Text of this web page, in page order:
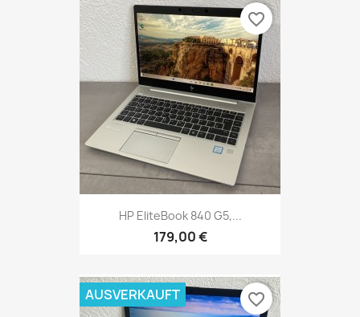
HP EliteBook 840 G5,...
179,00 €
favorite_border
AUSVERKAUFT favorite_border